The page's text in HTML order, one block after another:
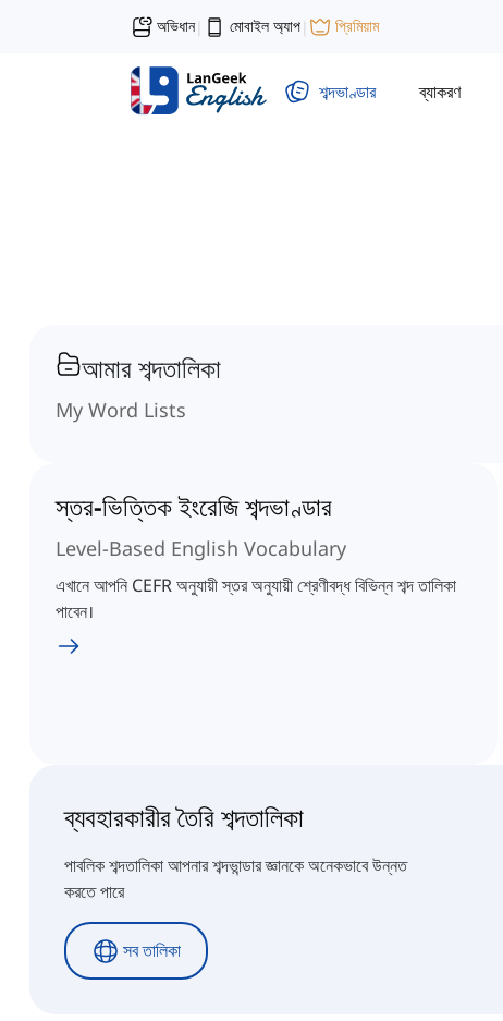
অভিধান| মোবাইল অ্যাপ| প্রিমিয়াম
শব্দভাণ্ডার ব্যাকরণ
আমার শব্দতালিকা
My Word Lists
স্তর-ভিত্তিক ইংরেজি শব্দভাণ্ডার
Level-Based English Vocabulary
এখানে আপনি CEFR অনুযায়ী স্তর অনুযায়ী শ্রেণীবদ্ধ বিভিন্ন শব্দ তালিকা
পাবেন।
ব্যবহারকারীর তৈরি শব্দতালিকা
পাবলিক শব্দতালিকা আপনার শব্দভান্ডার জ্ঞানকে অনেকভাবে উন্নত
করতে পারে
সব তালিকা